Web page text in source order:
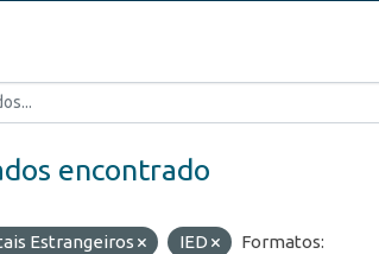
encontrado
Estrangeiros IED
Formatos: